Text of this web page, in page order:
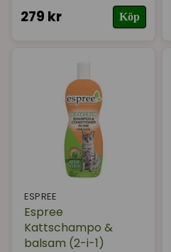
279 kr Köp
ESPREE
Espree
Kattschampo &
balsam (2-i-1)